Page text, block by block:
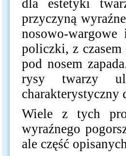
dla estetyki
przyczyną
nosowo-
policzki, z
pod nosem
rysy twarzy
charakterystyczny
Wiele z tych
wyraźnego
ale część